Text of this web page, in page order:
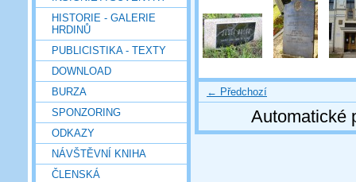
HISTORIE - GALERIE
HRDINŮ
PUBLICISTIKA - TEXTY
DOWNLOAD
BURZA
SPONZORING
ODKAZY
NÁVŠTĚVNÍ KNIHA
ČLENSKÁ
← Předchozí
Automatické